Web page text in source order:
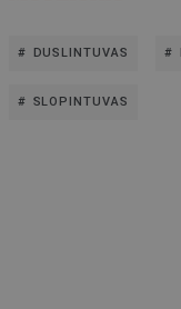
DUSLINTUVAS
SLOPINTUVAS